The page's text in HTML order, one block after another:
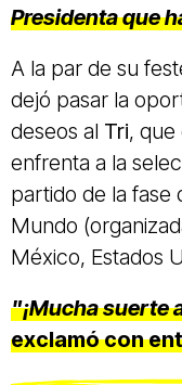
Presidenta que
A la par de su
dejó pasar la
deseos al Tri, que
enfrenta a la
partido de la fase
Mundo
México, Estados
"¡Mucha suerte
exclamó con